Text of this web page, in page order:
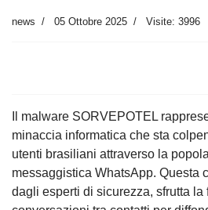
news 05 Ottobre 2025 Visite: 3996
Il malware SORVEPOTEL
minaccia informatica che sta
utenti brasiliani attraverso la
messaggistica WhatsApp. Questa
dagli esperti di sicurezza, sfrutta la